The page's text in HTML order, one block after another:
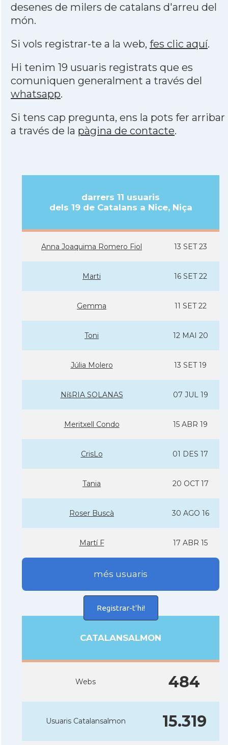
desenes de milers de catalans d'arreu del
món.
Si vols registrar-te a la web, fes clic aquí.
Hi tenim 19 usuaris registrats que es
comuniquen generalment a través del
whatsapp.
Si tens cap pregunta, ens la pots fer arribar
a través de la pàgina de contacte.
darrers 11 usuaris
dels 19 de Catalans a Nice, Niça
Anna Joaquima Romero Fiol 13 SET 23
Marti 16 SET 22
Gemma 11 SET 22
Toni 12 MAI 20
Júlia Molero 13 SET 19
NíšRIA SOLANAS 07 JUL 19
Meritxell Condo 15 ABR 19
CrisLo 01 DES 17
Tania 20 OCT 17
Roser Buscà 30 AGO 16
Martí­ F 17 ABR 15
més usuaris
Registrar-t'hi!
CATALANSALMON
Webs 484
Usuaris Catalansalmon 15.319